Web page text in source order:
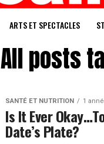
ARTS ET SPECTACLES
All posts
SANTÉ ET NUTRITION 1
Is It Ever
Date’s Plate?